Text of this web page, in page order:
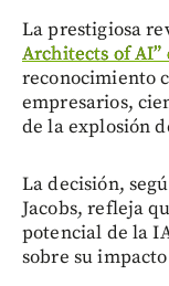
La prestigiosa
Architects of AI”
reconocimiento
empresarios,
de la explosión
La decisión,
Jacobs, refleja
potencial de la
sobre su